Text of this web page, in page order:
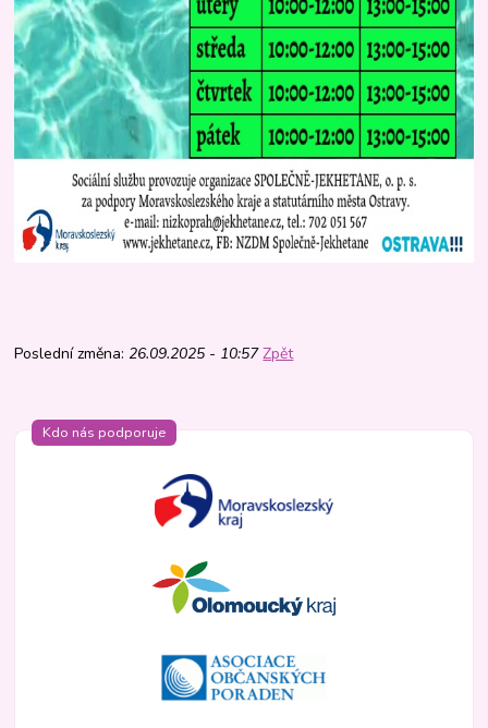
Poslední změna: 26.09.2025 - 10:57 Zpět
Kdo nás podporuje